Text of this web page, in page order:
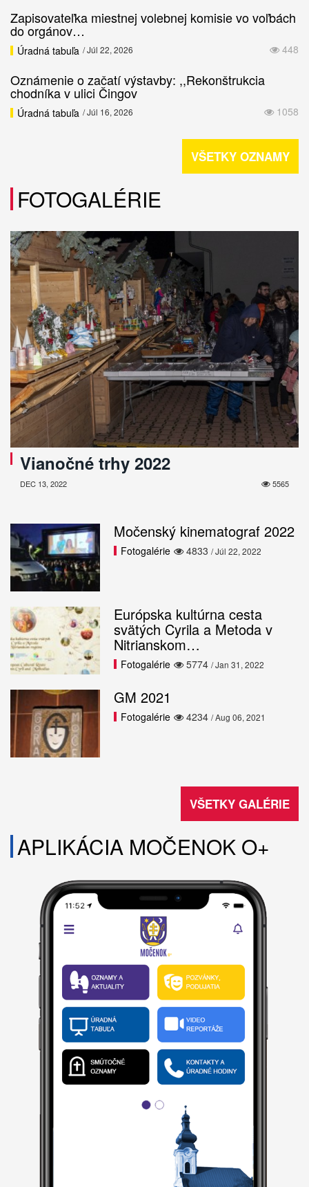
Zapisovateľka miestnej volebnej komisie vo voľbách
do orgánov…
448
Úradná tabuľa / Júl 22, 2026
Oznámenie o začatí výstavby: ,,Rekonštrukcia
chodníka v ulici Čingov
1058
Úradná tabuľa / Júl 16, 2026
VŠETKY OZNAMY
FOTOGALÉRIE
Vianočné trhy 2022
5565
DEC 13, 2022
Močenský kinematograf 2022
4833
Fotogalérie / Júl 22, 2022
Európska kultúrna cesta
svätých Cyrila a Metoda v
Nitrianskom…
5774
Fotogalérie / Jan 31, 2022
GM 2021
4234
Fotogalérie / Aug 06, 2021
VŠETKY GALÉRIE
APLIKÁCIA MOČENOK O+